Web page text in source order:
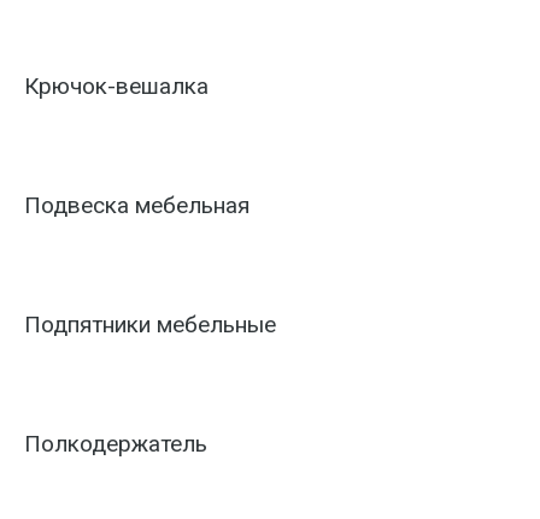
Крючок-вешалка
Подвеска мебельная
Подпятники мебельные
Полкодержатель